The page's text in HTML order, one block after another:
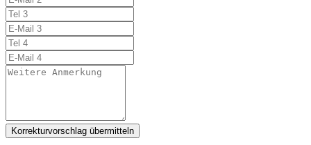
Korrekturvorschlag übermitteln